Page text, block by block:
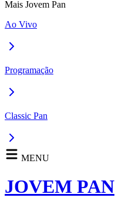
Mais Jovem Pan
Ao Vivo
Programação
Classic Pan
MENU
JOVEM PAN